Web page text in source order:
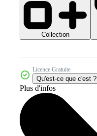
Collection
Licence Gratuite
Qu'est-ce que c'est ?
Plus d'infos